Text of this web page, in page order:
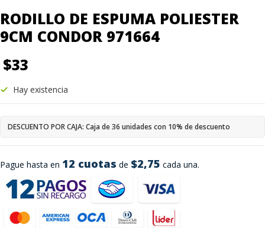
RODILLO DE ESPUMA POLIESTER
9CM CONDOR 971664
$33
Pague hasta en 12 cuotas de $2,75 cada una.
Hay existencia
DESCUENTO POR CAJA: Caja de 36 unidades con 10% de descuento